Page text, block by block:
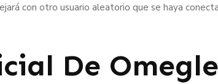
con otro usuario aleatorio que se haya
De